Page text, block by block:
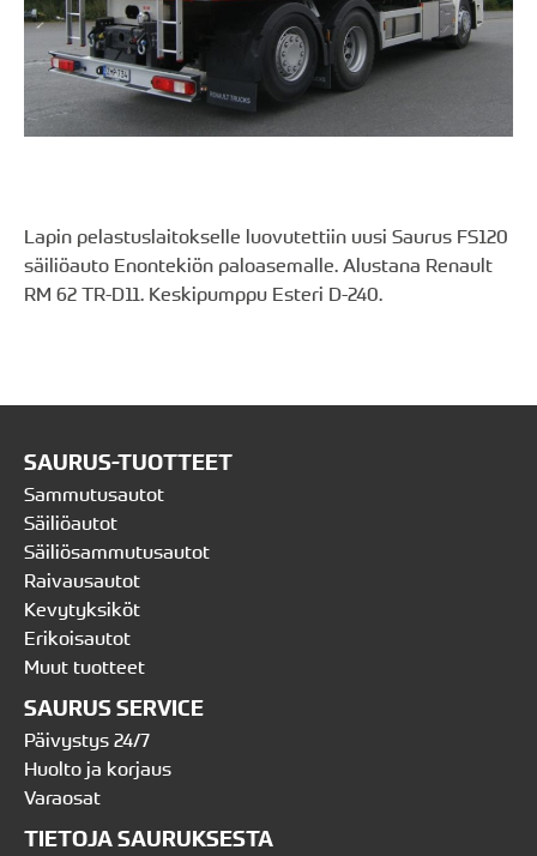
Lapin pelastuslaitokselle luovutettiin uusi Saurus FS120
säiliöauto Enontekiön paloasemalle. Alustana Renault
RM 62 TR-D11. Keskipumppu Esteri D-240.
SAURUS-TUOTTEET
Sammutusautot
Säiliöautot
Säiliösammutusautot
Raivausautot
Kevytyksiköt
Erikoisautot
Muut tuotteet
SAURUS SERVICE
Päivystys 24/7
Huolto ja korjaus
Varaosat
TIETOJA SAURUKSESTA